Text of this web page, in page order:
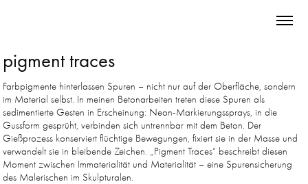
pigment traces
Farbpigmente hinterlassen Spuren – nicht nur auf der Oberfläche, sondern
im Material selbst. In meinen Betonarbeiten treten diese Spuren als
sedimentierte Gesten in Erscheinung: Neon-Markierungssprays, in die
Gussform gesprüht, verbinden sich untrennbar mit dem Beton. Der
Gießprozess konserviert flüchtige Bewegungen, fixiert sie in der Masse und
verwandelt sie in bleibende Zeichen. „Pigment Traces“ beschreibt diesen
Moment zwischen Immaterialität und Materialität – eine Spurensicherung
des Malerischen im Skulpturalen.